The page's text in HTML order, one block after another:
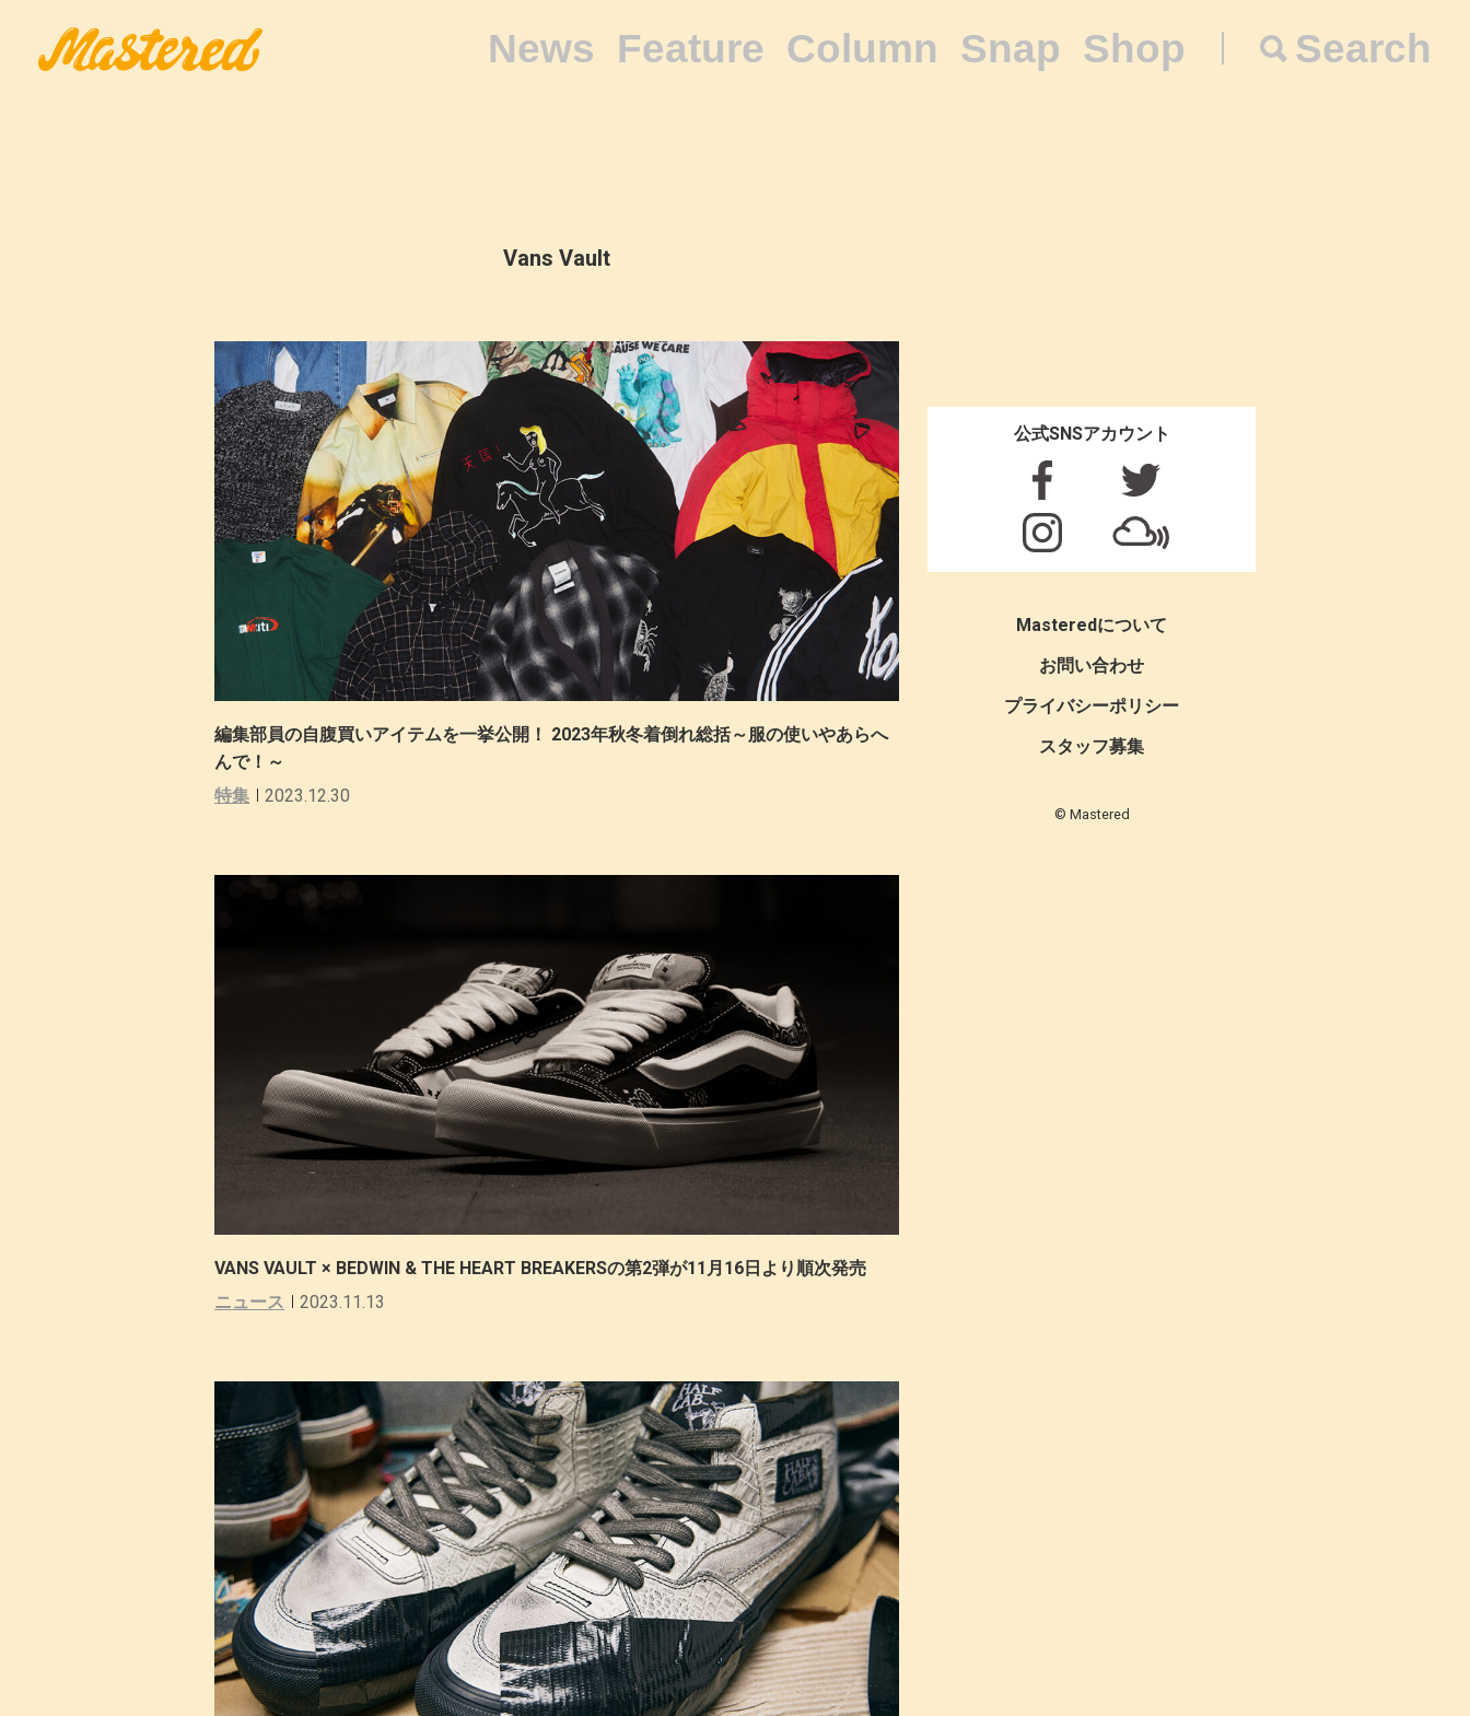
News Feature Column Snap Shop Search
Vans Vault
編集部員の自腹買いアイテムを一挙公開！ 2023年秋冬着倒れ総括～服の使いやあらへ
んで！～
特集
2023.12.30
VANS VAULT × BEDWIN & THE HEART BREAKERSの第2弾が11月16日より順次発売
ニュース
2023.11.13
公式SNSアカウント
Masteredについて
お問い合わせ
プライバシーポリシー
スタッフ募集
© Mastered